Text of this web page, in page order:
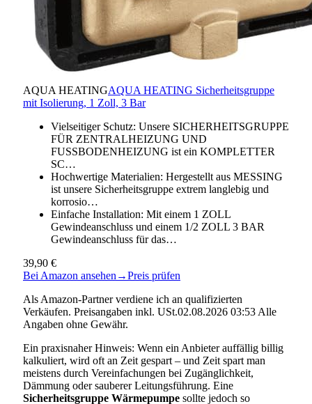
AQUA HEATINGAQUA HEATING Sicherheitsgruppe
mit Isolierung, 1 Zoll, 3 Bar
Vielseitiger Schutz: Unsere SICHERHEITSGRUPPE
FÜR ZENTRALHEIZUNG UND
FUSSBODENHEIZUNG ist ein KOMPLETTER
SC…
Hochwertige Materialien: Hergestellt aus MESSING
ist unsere Sicherheitsgruppe extrem langlebig und
korrosio…
Einfache Installation: Mit einem 1 ZOLL
Gewindeanschluss und einem 1/2 ZOLL 3 BAR
Gewindeanschluss für das…
39,90 €
Bei Amazon ansehen →Preis prüfen
Als Amazon-Partner verdiene ich an qualifizierten
Verkäufen. Preisangaben inkl. USt.02.08.2026 03:53 Alle
Angaben ohne Gewähr.
Ein praxisnaher Hinweis: Wenn ein Anbieter auffällig billig
kalkuliert, wird oft an Zeit gespart – und Zeit spart man
meistens durch Vereinfachungen bei Zugänglichkeit,
Dämmung oder sauberer Leitungsführung. Eine
Sicherheitsgruppe Wärmepumpe sollte jedoch so